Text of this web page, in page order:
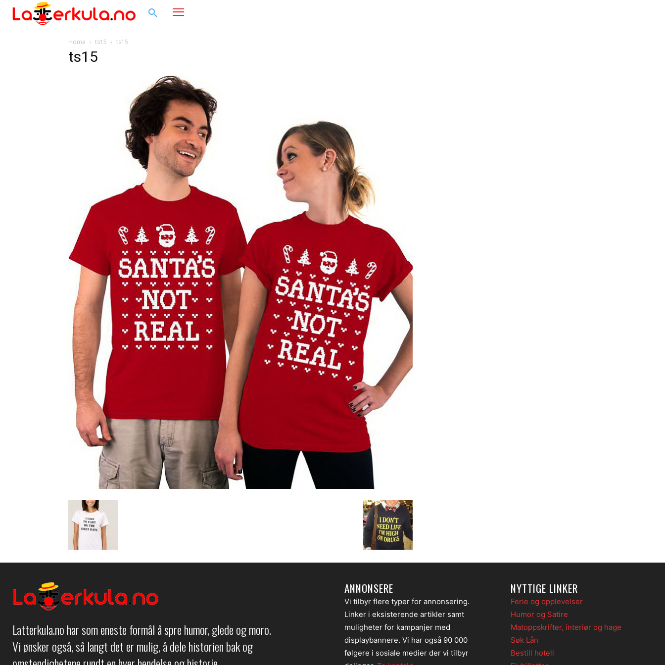
Home ts15 ts15
ts15
Latterkula.no har som eneste formål å spre humor, glede og moro.
Vi ønsker også, så langt det er mulig, å dele historien bak og
ANNONSERE
Vi tilbyr flere typer for annonsering.
Linker i eksisterende artikler samt
muligheter for kampanjer med
displaybannere. Vi har også 90 000
følgere i sosiale medier der vi tilbyr
NYTTIGE LINKER
Ferie og opplevelser
Humor og Satire
Matoppskrifter, interiør og hage
Søk Lån
Bestill hotell